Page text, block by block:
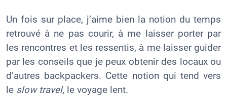
Un fois sur place, j’aime bien la notion du temps
retrouvé à ne pas courir, à me laisser porter par
les rencontres et les ressentis, à me laisser guider
par les conseils que je peux obtenir des locaux ou
d’autres backpackers. Cette notion qui tend vers
le slow travel, le voyage lent.